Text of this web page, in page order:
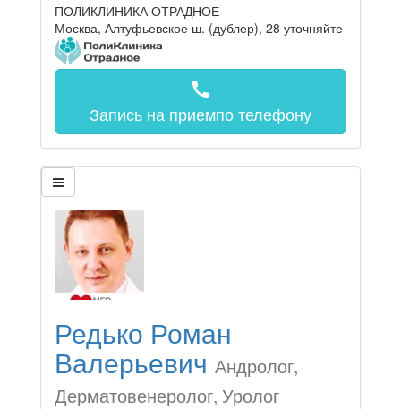
ПОЛИКЛИНИКА ОТРАДНОЕ
Москва, Алтуфьевское ш. (дублер), 28 уточняйте
call
Запись на приемпо телефону
Редько Роман
Валерьевич Андролог,
Дерматовенеролог, Уролог